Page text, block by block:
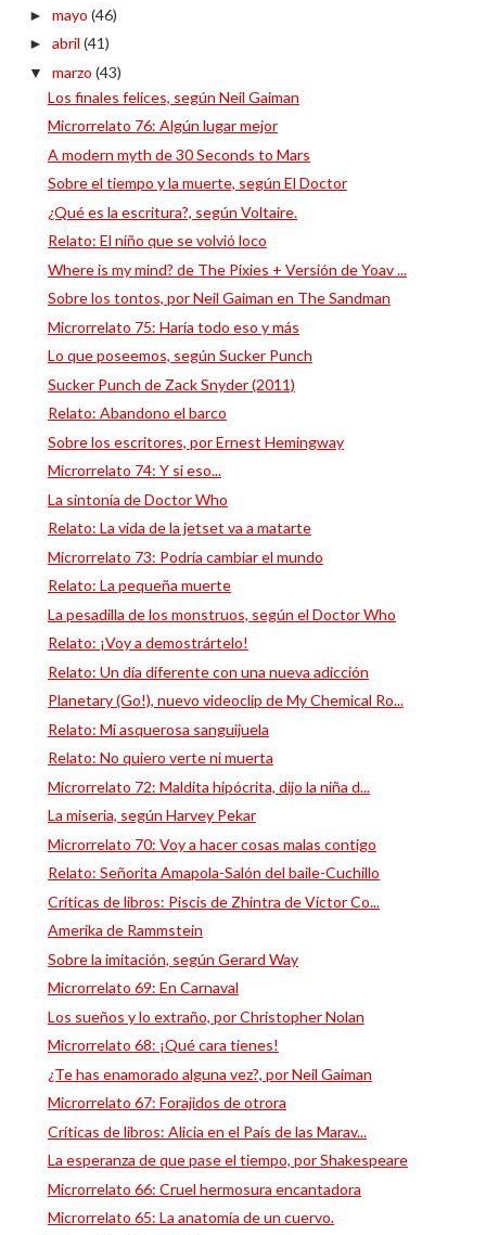
► mayo (46)
► abril (41)
▼ marzo (43)
Los finales felices, según Neil Gaiman
Microrrelato 76: Algún lugar mejor
A modern myth de 30 Seconds to Mars
Sobre el tiempo y la muerte, según El Doctor
¿Qué es la escritura?, según Voltaire.
Relato: El niño que se volvió loco
Where is my mind? de The Pixies + Versión de Yoav ...
Sobre los tontos, por Neil Gaiman en The Sandman
Microrrelato 75: Haría todo eso y más
Lo que poseemos, según Sucker Punch
Sucker Punch de Zack Snyder (2011)
Relato: Abandono el barco
Sobre los escritores, por Ernest Hemingway
Microrrelato 74: Y si eso...
La sintonía de Doctor Who
Relato: La vida de la jetset va a matarte
Microrrelato 73: Podría cambiar el mundo
Relato: La pequeña muerte
La pesadilla de los monstruos, según el Doctor Who
Relato: ¡Voy a demostrártelo!
Relato: Un día diferente con una nueva adicción
Planetary (Go!), nuevo videoclip de My Chemical Ro...
Relato: Mi asquerosa sanguijuela
Relato: No quiero verte ni muerta
Microrrelato 72: Maldita hipócrita, dijo la niña d...
La miseria, según Harvey Pekar
Microrrelato 70: Voy a hacer cosas malas contigo
Relato: Señorita Amapola-Salón del baile-Cuchillo
Críticas de libros: Piscis de Zhintra de Víctor Co...
Amerika de Rammstein
Sobre la imitación, según Gerard Way
Microrrelato 69: En Carnaval
Los sueños y lo extraño, por Christopher Nolan
Microrrelato 68: ¡Qué cara tienes!
¿Te has enamorado alguna vez?, por Neil Gaiman
Microrrelato 67: Forajidos de otrora
Críticas de libros: Alicia en el País de las Marav...
La esperanza de que pase el tiempo, por Shakespeare
Microrrelato 66: Cruel hermosura encantadora
Microrrelato 65: La anatomía de un cuervo.